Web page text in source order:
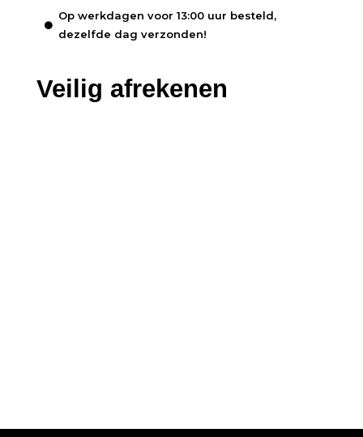
Op werkdagen voor 13:00 uur besteld,
dezelfde dag verzonden!
Veilig afrekenen